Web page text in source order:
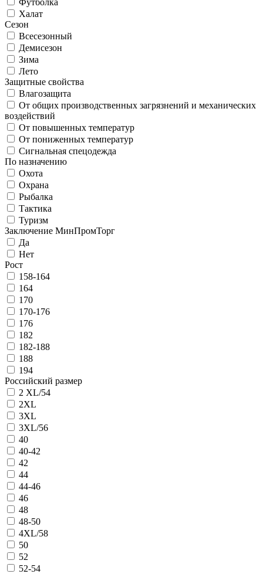
Халат
Сезон
Всесезонный
Демисезон
Зима
Лето
Защитные свойства
Влагозащита
От общих производственных загрязнений и механических
воздействий
От повышенных температур
От пониженных температур
Сигнальная спецодежда
По назначению
Охота
Охрана
Рыбалка
Тактика
Туризм
Заключение МинПромТорг
Да
Нет
Рост
158-164
164
170
170-176
176
182
182-188
188
194
Российский размер
2 XL/54
2XL
3XL
3XL/56
40
40-42
42
44
44-46
46
48
48-50
4XL/58
50
52
52-54